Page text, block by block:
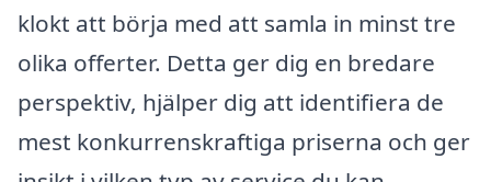
klokt att börja med att samla in minst tre
olika offerter. Detta ger dig en bredare
perspektiv, hjälper dig att identifiera de
mest konkurrenskraftiga priserna och ger